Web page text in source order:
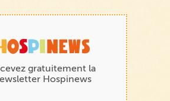
gratuitement la
Hospinews